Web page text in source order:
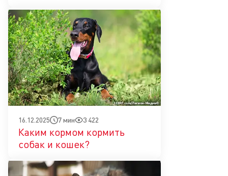
16.12.2025 7 мин 3 422
Каким кормом кормить
собак и кошек?